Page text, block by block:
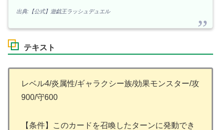
出典:【公式】遊戯王ラッシュデュエル
テキスト
レベル4/炎属性/ギャラクシー族/効果モンスター/攻
900/守600
【条件】このカードを召喚したターンに発動でき